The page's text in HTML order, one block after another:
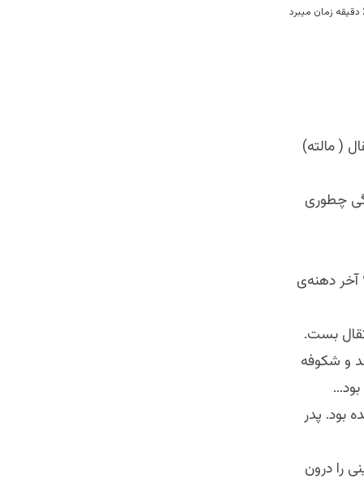
( مالته)
چطوری
دهنەی
بست.
و شکوفه
بود. پدر
را درون